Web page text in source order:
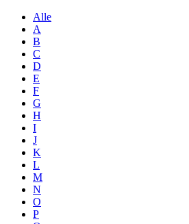
Alle
A
B
C
D
E
F
G
H
I
J
K
L
M
N
O
P